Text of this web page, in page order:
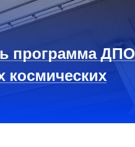
программа ДПО
космических